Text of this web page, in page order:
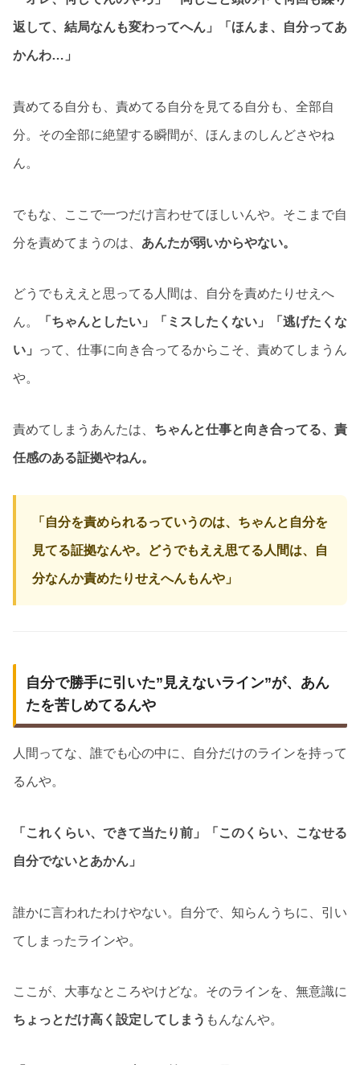
返して、結局なんも変わってへん」「ほんま、自分ってあ
かんわ…」
責めてる自分も、責めてる自分を見てる自分も、全部自
分。その全部に絶望する瞬間が、ほんまのしんどさやね
ん。
でもな、ここで一つだけ言わせてほしいんや。そこまで自
分を責めてまうのは、 あんたが弱いからやない。
どうでもええと思ってる人間は、自分を責めたりせえへ
ん。 「ちゃんとしたい」「ミスしたくない」「逃げたくな
い」 って、仕事に向き合ってるからこそ、責めてしまうん
や。
責めてしまうあんたは、 ちゃんと仕事と向き合ってる、責
任感のある証拠やねん。
「自分を責められるっていうのは、ちゃんと自分を
見てる証拠なんや。どうでもええ思てる人間は、自
分なんか責めたりせえへんもんや」
自分で勝手に引いた”見えないライン”が、あん
たを苦しめてるんや
人間ってな、誰でも心の中に、自分だけのラインを持って
るんや。
「これくらい、できて当たり前」「このくらい、こなせる
自分でないとあかん」
誰かに言われたわけやない。自分で、知らんうちに、引い
てしまったラインや。
ここが、大事なところやけどな。そのラインを、無意識に
ちょっとだけ高く設定してしまう もんなんや。